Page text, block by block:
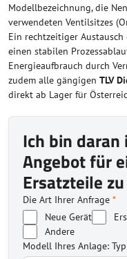
Modellbezeichnung, die
verwendeten Ventilsitzes
Ein rechtzeitiger
einen stabilen
Energieaufbrauch durch
zudem alle gängigen TLV
direkt ab Lager für
Ich bin
Angebot für
Ersatzteile
Die Art Ihrer Anfrage *
Neue Gerät
Andere
Modell Ihres Anlage: